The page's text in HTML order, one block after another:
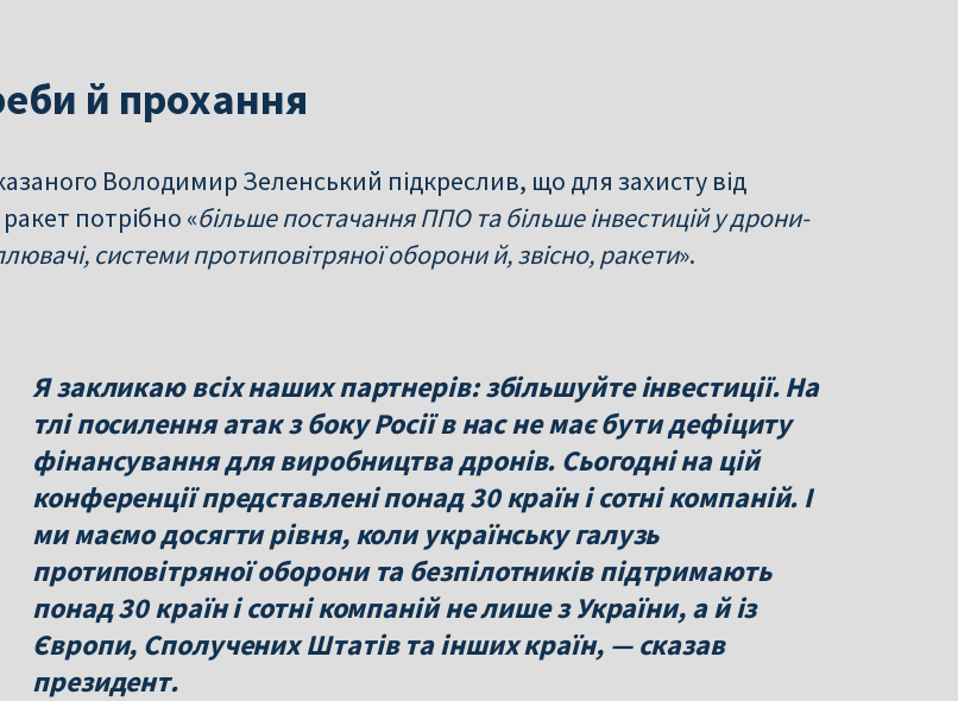
й прохання
Володимир Зеленський підкреслив, що для захисту від
ракет потрібно «більше постачання ППО та більше інвестицій у дрони-
системи протиповітряної оборони й, звісно, ракети».
Я закликаю всіх наших партнерів: збільшуйте інвестиції. На
тлі посилення атак з боку Росії в нас не має бути дефіциту
фінансування для виробництва дронів. Сьогодні на цій
конференції представлені понад 30 країн і сотні компаній. І
ми маємо досягти рівня, коли українську галузь
протиповітряної оборони та безпілотників підтримають
понад 30 країн і сотні компаній не лише з України, а й із
Європи, Сполучених Штатів та інших країн, — сказав
президент.